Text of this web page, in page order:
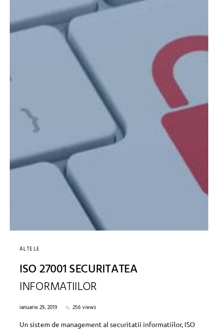
ALTELE
ISO 27001 SECURITATEA
INFORMATIILOR
ianuarie 29, 2019
256 views
Un sistem de management al securitatii informatiilor, ISO